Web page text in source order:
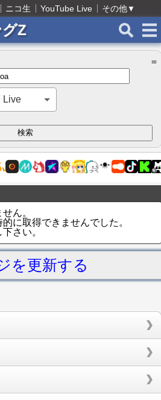
ニコ生 YouTube Live その他▼
Z
＝
Live
ん。
に取得できませんでした。
さい。
を更新する